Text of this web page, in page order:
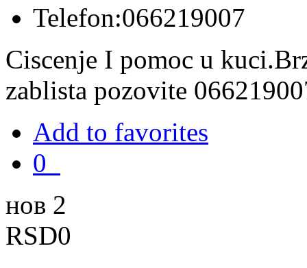
Telefon:066219007
Ciscenje I pomoc u
zablista pozovite
Add to favorites
0
нов 2
RSD0